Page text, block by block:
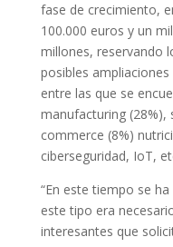
fase de crecimiento,
100.000 euros y un
millones, reservando
posibles
entre las que se
manufacturing (28%),
commerce (8%)
ciberseguridad, IoT,
“En este tiempo se
este tipo era
interesantes que